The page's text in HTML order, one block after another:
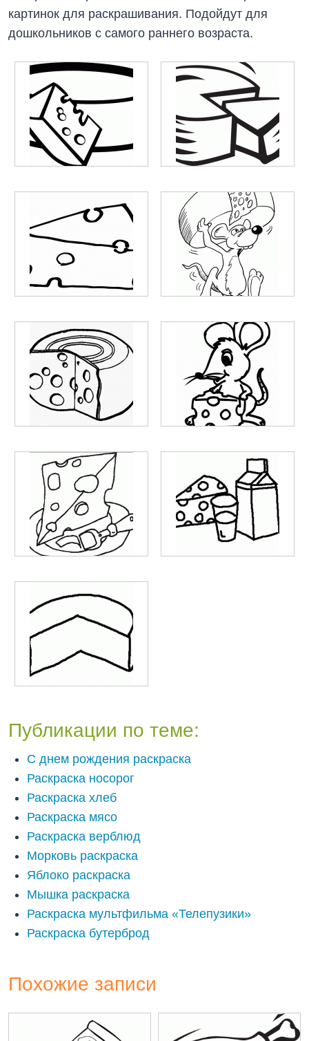
картинок для раскрашивания. Подойдут для
дошкольников с самого раннего возраста.
Публикации по теме:
С днем рождения раскраска
Раскраска носорог
Раскраска хлеб
Раскраска мясо
Раскраска верблюд
Морковь раскраска
Яблоко раскраска
Мышка раскраска
Раскраска мультфильма «Телепузики»
Раскраска бутерброд
Похожие записи